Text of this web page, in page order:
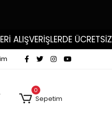
ÜCRETSİZ
0
Sepetim